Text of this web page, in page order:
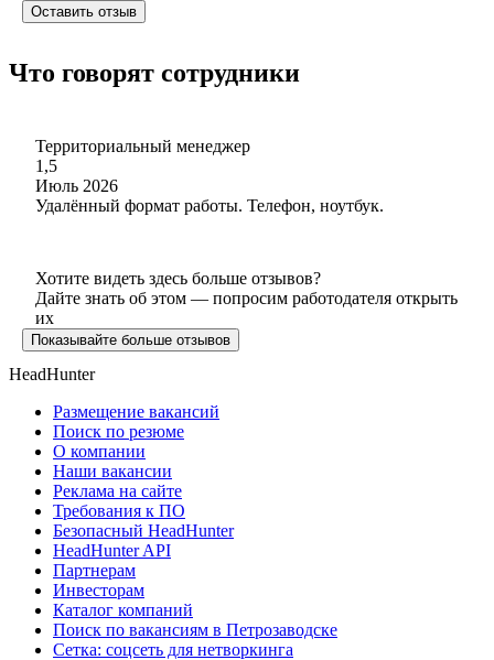
Оставить отзыв
Что говорят сотрудники
Территориальный менеджер
1,5
Июль 2026
Удалённый формат работы. Телефон, ноутбук.
Хотите видеть здесь больше отзывов?
Дайте знать об этом — попросим работодателя открыть
их
Показывайте больше отзывов
HeadHunter
Размещение вакансий
Поиск по резюме
О компании
Наши вакансии
Реклама на сайте
Требования к ПО
Безопасный HeadHunter
HeadHunter API
Партнерам
Инвесторам
Каталог компаний
Поиск по вакансиям в Петрозаводске
Сетка: соцсеть для нетворкинга